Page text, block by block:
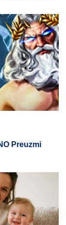
Preuzmi